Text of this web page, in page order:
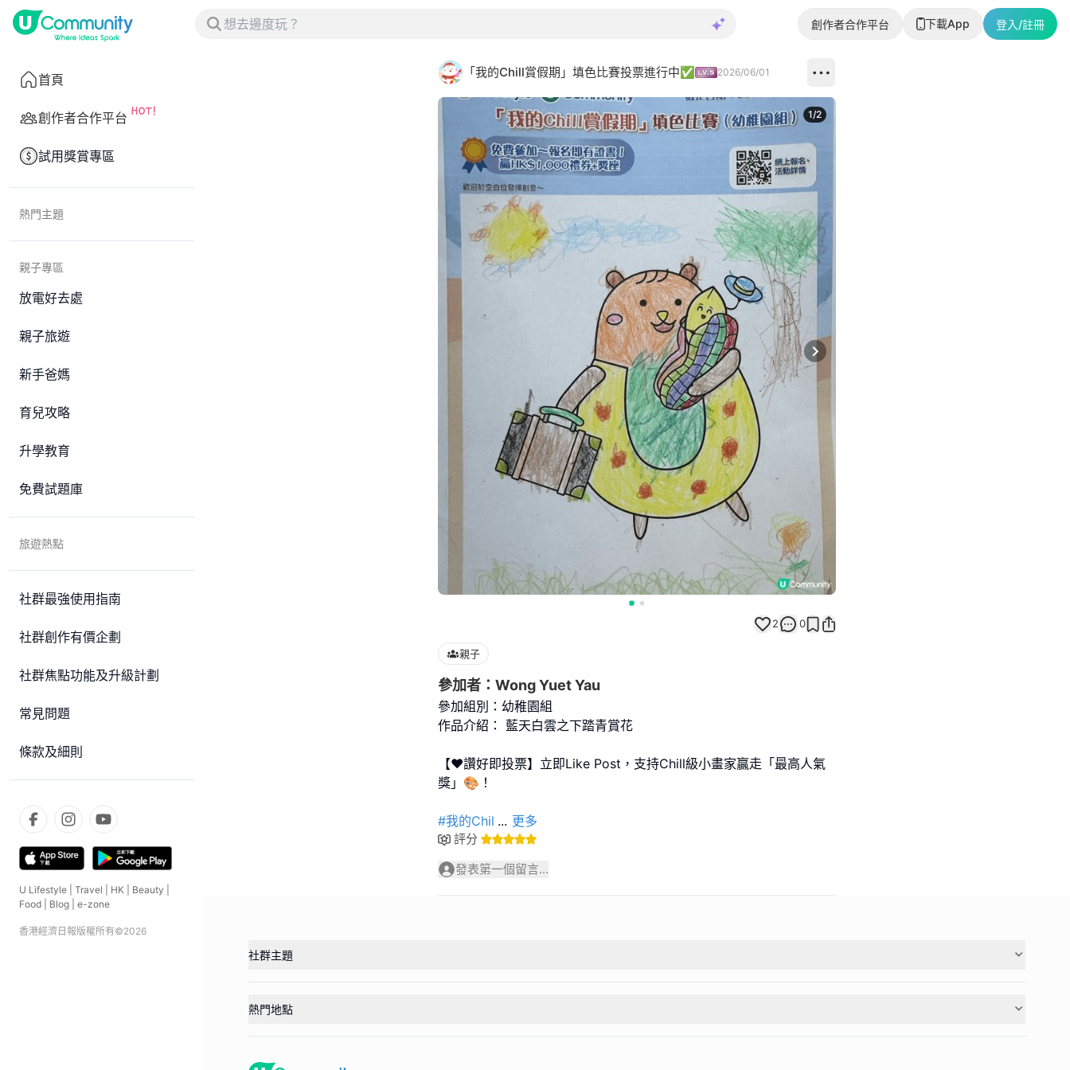
創作者合作平台 下載App 登入/註冊
首頁
創作者合作平台
試用獎賞專區
熱門主題
親子專區
放電好去處
親子旅遊
新手爸媽
育兒攻略
升學教育
免費試題庫
旅遊熱點
社群最強使用指南
社群創作有價企劃
社群焦點功能及升級計劃
常見問題
條款及細則
U Lifestyle Travel HK Beauty
Food
Blog e-zone
香港經濟日報版權所有©2026
「我的Chill賞假期」填色比賽投票進行中✅ 2026/06/01
Next slide
1/2
2 0
親子
參加者：Wong Yuet Yau
參加組別：幼稚園組
作品介紹： 藍天白雲之下踏青賞花
【❤️讚好即投票】立即Like Post，支持Chill級小畫家贏走「最高人氣
獎」🎨！
#我的Chil ... 更多
評分
發表第一個留言...
社群主題
熱門地點